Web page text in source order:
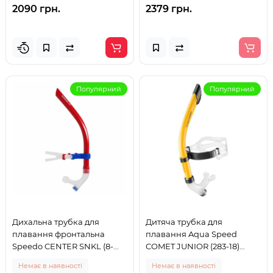
2090 грн. 2379 грн.
Популярний
Дихальна трубка для
плавання фронтальна
Speedo CENTER SNKL (8-
Немає в наявності
Популярний
Дитяча трубка для
плавання Aqua Speed
COMET JUNIOR (283-18)
Немає в наявності